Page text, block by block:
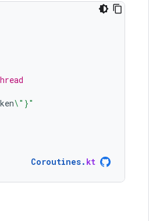
\"}"
Coroutines. kt